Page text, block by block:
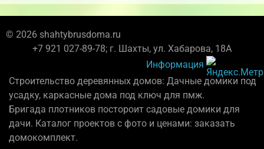
© 2026 shahtybrusdoma.ru
+7 921 027-89-78; г. Шахты, ул. Хабарова, 18А
Информация
Строительство деревянных домов: Дачные домики под
усадку, каркасные дома под ключ для пмж.
Бригада плотников постороит садовые домики для
дачи. Каталог проектов с фото и ценами: заказать
домокомплект.